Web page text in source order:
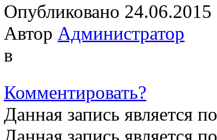
Опубликовано 24.06.2015
Автор Администратор
в
Комментировать?
Данная запись является
Данная запись является